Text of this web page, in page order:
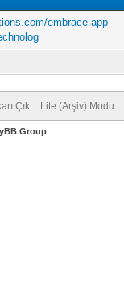
embrace-app-
Çık Lite (Arşiv) Modu
Group